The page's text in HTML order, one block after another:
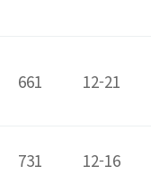
661 12-21
731 12-16